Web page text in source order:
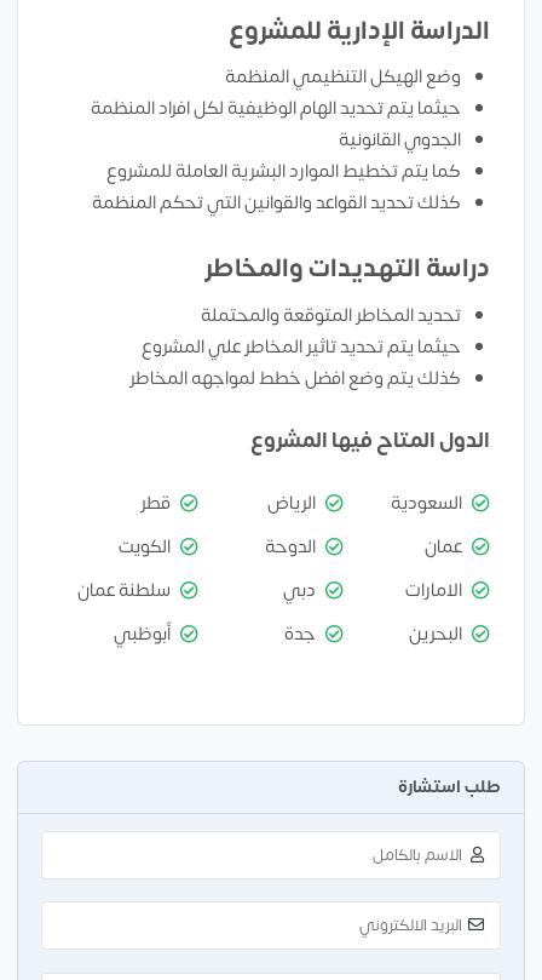
الدراسة الإدارية للمشروع
وضع الهيكل التنظيمي المنظمة
حيثما يتم تحديد الهام الوظيفية لكل افراد المنظمة
الجدوي القانونية
كما يتم تخطيط الموارد البشرية العاملة للمشروع
كذلك تحديد القواعد والقوانين التي تحكم المنظمة
دراسة التهديدات والمخاطر
تحديد المخاطر المتوقعة والمحتملة
حيثما يتم تحديد تاثير المخاطر علي المشروع
كذلك يتم وضع افضل خطط لمواجهه المخاطر
الدول المتاح فيها المشروع
السعودية الرياض
قطر
عمان
الدوحة
الكويت
الامارات
دبي
سلطنة عمان
البحرين
جدة أبوظبي
طلب استشارة